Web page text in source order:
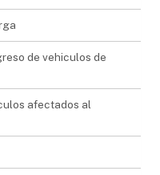
de vehiculos de
afectados al